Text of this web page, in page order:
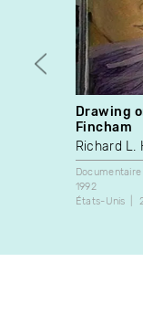
Drawing
Fincham
Richard L.
Documentaire
1992
États-Unis